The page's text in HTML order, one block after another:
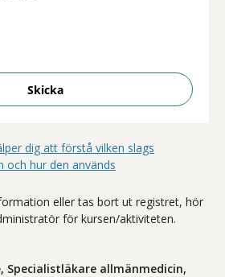
Skicka
dig att förstå vilken slags
och hur den används
eller tas bort ut registret, hör
för kursen/aktiviteten.
Specialistläkare allmänmedicin,